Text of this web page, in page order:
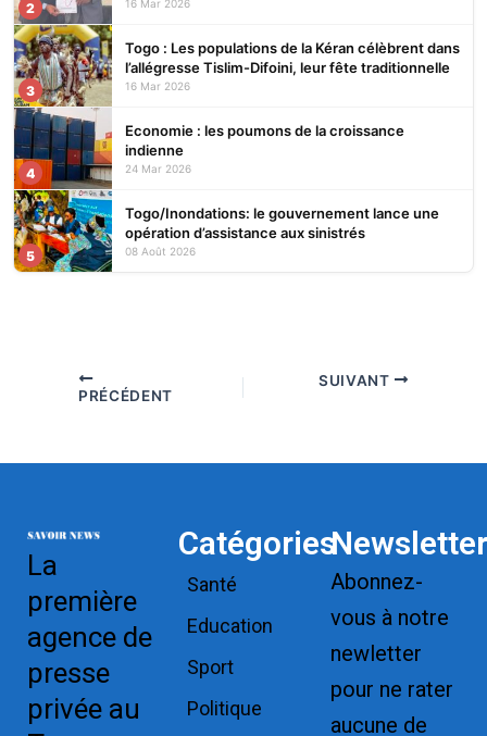
2 16 Mar 2026
3
Togo : Les populations de la Kéran célèbrent dans
l’allégresse Tislim-Difoini, leur fête traditionnelle
16 Mar 2026
4
Economie : les poumons de la croissance
indienne
24 Mar 2026
5
Togo/Inondations: le gouvernement lance une
opération d’assistance aux sinistrés
08 Août 2026
PRÉCÉDENT
SUIVANT
La
première
agence de
presse
privée au
Catégories
Santé
Education
Sport
Politique
Newsletter
Abonnez-
vous à notre
newletter
pour ne rater
aucune de